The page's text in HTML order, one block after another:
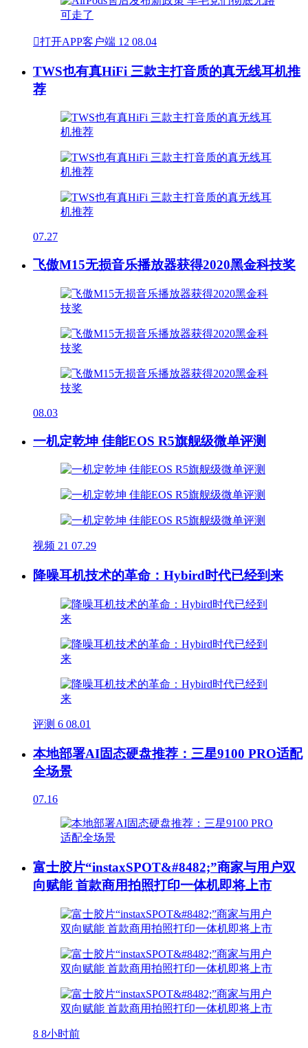
打开APP客户端 12 08.04
TWS也有真HiFi 三款主打音质的真无线耳机推
荐
07.27
飞傲M15无损音乐播放器获得2020黑金科技奖
08.03
一机定乾坤 佳能EOS R5旗舰级微单评测
视频 21 07.29
降噪耳机技术的革命：Hybird时代已经到来
评测 6 08.01
本地部署AI固态硬盘推荐：三星9100 PRO适配
全场景
07.16
富士胶片“instaxSPOT&#8482;”商家与用户双
向赋能 首款商用拍照打印一体机即将上市
8 8小时前